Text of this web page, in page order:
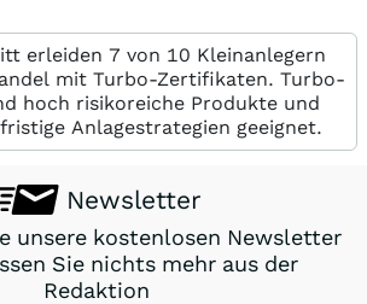
erleiden 7 von 10 Kleinanlegern
mit Turbo-Zertifikaten. Turbo-
hoch risikoreiche Produkte und
Anlagestrategien geeignet.
Newsletter
unsere kostenlosen Newsletter
Sie nichts mehr aus der
Redaktion